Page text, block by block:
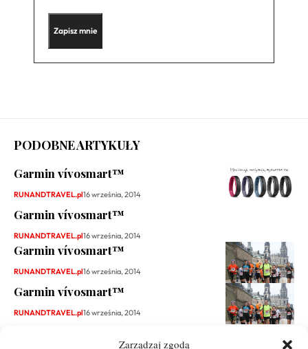
Zarządzaj zgodą
PODOBNE ARTYKUŁY
Garmin vívosmart™
RUNANDTRAVEL.pl16 września, 2014
Garmin vívosmart™
RUNANDTRAVEL.pl16 września, 2014
Garmin vívosmart™
RUNANDTRAVEL.pl16 września, 2014
Garmin vívosmart™
RUNANDTRAVEL.pl16 września, 2014